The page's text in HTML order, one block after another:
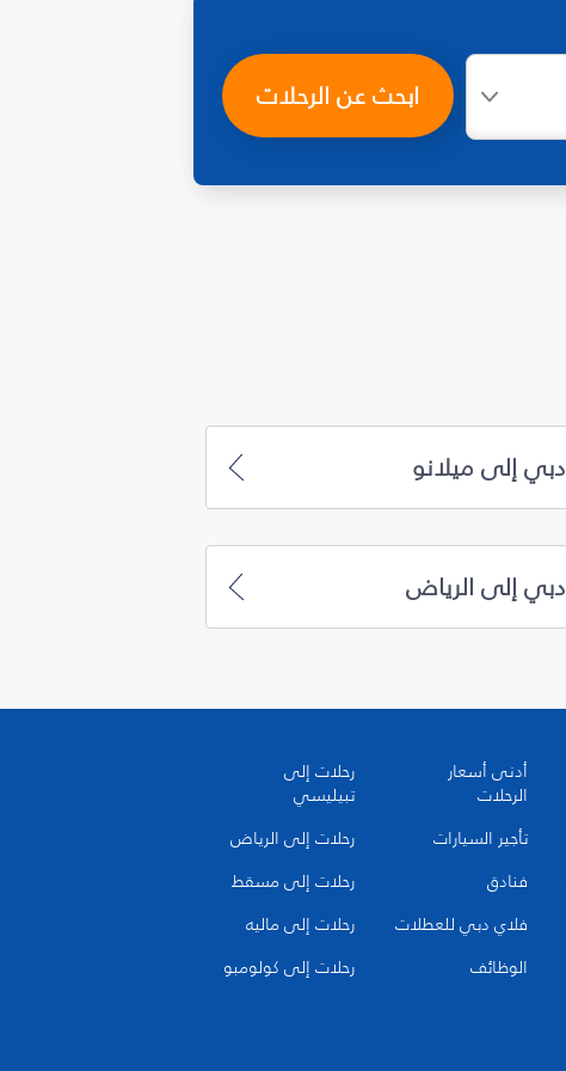
ابحث عن الرحلات
دبي إلى ميلانو
دبي إلى الرياض
أدنى أسعار
الرحلات
تأجير السيارات
فنادق
فلاي دبي للعطلات
الوظائف
رحلات إلى
تبيليسي
رحلات إلى الرياض
رحلات إلى مسقط
رحلات إلى ماليه
رحلات إلى كولومبو